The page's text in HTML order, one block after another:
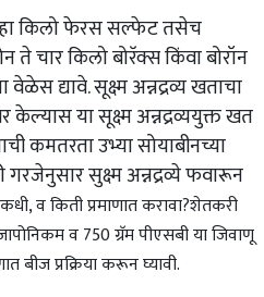
किलो फेरस सल्फेट तसेच
ते चार किलो बोरॅक्स किंवा बोरॉन
द्यावे. सूक्ष्म अन्नद्रव्य खताचा
या सूक्ष्म अन्नद्रव्ययुक्त खत
कमतरता उभ्या सोयाबीनच्या
सुक्ष्म अन्नद्रव्ये फवारून
व किती प्रमाणात करावा?शेतकरी
व 750 ग्रॅम पीएसबी या जिवाणू
बीज प्रक्रिया करून घ्यावी.